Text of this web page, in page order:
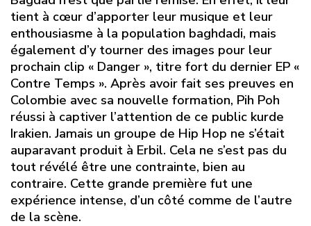
tient à cœur d’apporter leur musique et leur
enthousiasme à la population baghdadi, mais
également d’y tourner des images pour leur
prochain clip « Danger », titre fort du dernier EP «
Contre Temps ». Après avoir fait ses preuves en
Colombie avec sa nouvelle formation, Pih Poh
réussi à captiver l’attention de ce public kurde
Irakien. Jamais un groupe de Hip Hop ne s’était
auparavant produit à Erbil. Cela ne s’est pas du
tout révélé être une contrainte, bien au
contraire. Cette grande première fut une
expérience intense, d’un côté comme de l’autre
de la scène.